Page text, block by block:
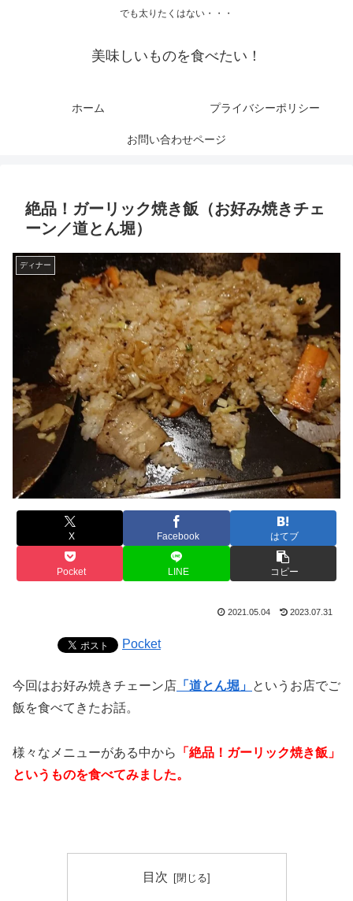
でも太りたくはない・・・
美味しいものを食べたい！
ホーム プライバシーポリシー
お問い合わせページ
絶品！ガーリック焼き飯（お好み焼きチェ
ーン／道とん堀）
ディナー
X Facebook はてブ
Pocket LINE コピー
2021.05.04 2023.07.31
Pocket
今回はお好み焼きチェーン店 「道とん堀」 というお店でご
飯を食べてきたお話。
様々なメニューがある中から
「絶品！ガーリック焼き飯」
というものを食べてみました。
目次